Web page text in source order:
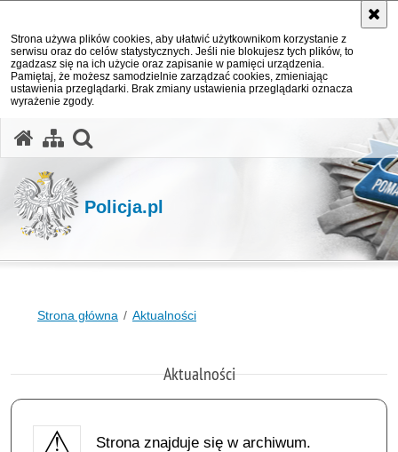
Strona używa plików cookies, aby ułatwić użytkownikom korzystanie z
serwisu oraz do celów statystycznych. Jeśli nie blokujesz tych plików, to
zgadzasz się na ich użycie oraz zapisanie w pamięci urządzenia.
Pamiętaj, że możesz samodzielnie zarządzać cookies, zmieniając
ustawienia przeglądarki. Brak zmiany ustawienia przeglądarki oznacza
wyrażenie zgody.
Policja.pl
Strona główna Aktualności
Aktualności
Strona znajduje się w archiwum.